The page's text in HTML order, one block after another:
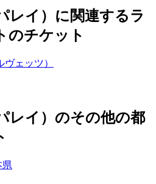
レイ）に関連するラ
のチケット
ェッツ）
レイ）のその他の都
県